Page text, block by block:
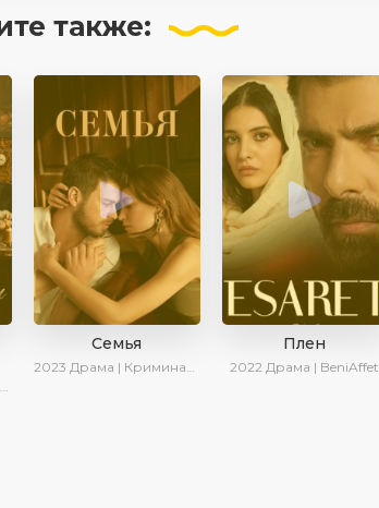
также:
Семья
2023 Драма | Криминал | SesDizi | Ирина Котова | AveTurk | Сериалы 2023
Плен
2022 Драма | BeniAffet